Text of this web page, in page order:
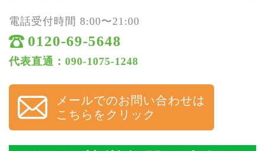
電話受付時間 8:00〜21:00
0120-69-5648
代表直通：090-1075-1248
メールでのお問い合わせは
こちらをクリック